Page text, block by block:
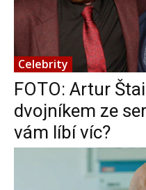
Celebrity
FOTO: Artur
dvojníkem ze
vám líbí víc?